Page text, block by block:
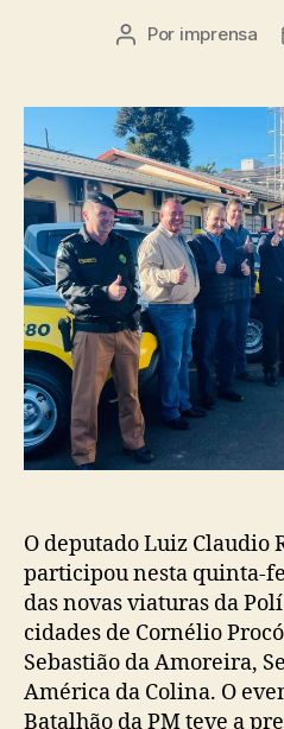
Autor
Por imprensa
O deputado Luiz Claudio
participou nesta quinta-
das novas viaturas da
cidades de Cornélio
Sebastião da Amoreira,
América da Colina. O
Batalhão da PM teve a